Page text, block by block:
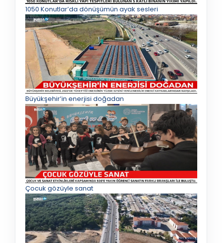
1050 Konutlar’da dönüşümün ayak sesleri
Büyükşehir’in enerjisi doğadan
Çocuk gözüyle sanat